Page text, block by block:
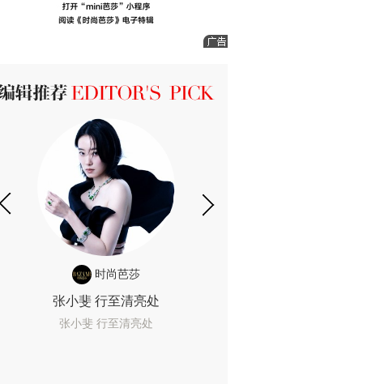
时尚芭莎
张小斐 行至清亮处
张小斐 行至清亮处